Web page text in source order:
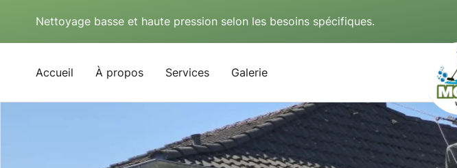
Nettoyage basse et haute pression selon les besoins spécifiques.
Accueil À propos Services Galerie